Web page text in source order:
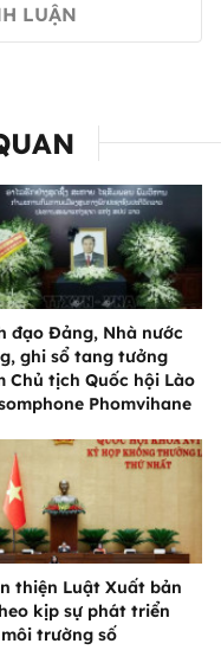
LUẬN
đạo Đảng, Nhà nước
ghi sổ tang tưởng
Chủ tịch Quốc hội Lào
Phomvihane
thiện Luật Xuất bản
kịp sự phát triển
trường số